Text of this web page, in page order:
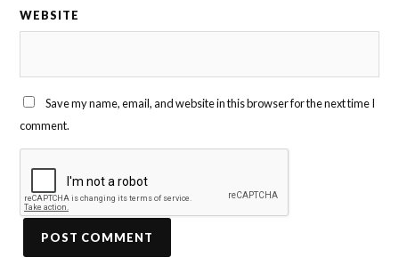
WEBSITE
Save my name, email, and website in this browser for the next time I
comment.